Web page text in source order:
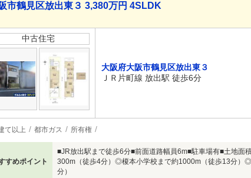
市鶴見区放出東３ 3,380万円 4SLDK
中古住宅
大阪府大阪市鶴見区放出東３
ＪＲ片町線 放出駅 徒歩6分
て以上 都市ガス 所有権
すめポイント
■JR放出駅まで徒歩6分■前面道路幅員6m■駐車場有■土地
300m（徒歩4分）◎榎本小学校まで約1000m（徒歩13分）
分）